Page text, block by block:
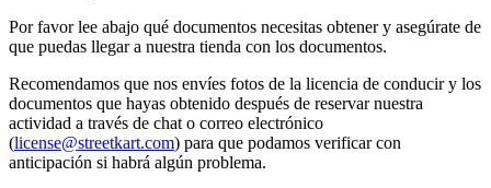
Por favor lee abajo qué documentos necesitas obtener y asegúrate de
que puedas llegar a nuestra tienda con los documentos.
Recomendamos que nos envíes fotos de la licencia de conducir y los
documentos que hayas obtenido después de reservar nuestra
actividad a través de chat o correo electrónico
(license@streetkart.com) para que podamos verificar con
anticipación si habrá algún problema.